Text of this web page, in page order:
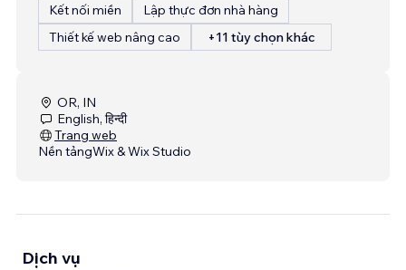
Kết nối miền
Lập thực đơn nhà hàng
Thiết kế web nâng cao
+11 tùy chọn khác
OR, IN
English, हिन्दी
Trang web
Nền tảngWix & Wix Studio
Dịch vụ